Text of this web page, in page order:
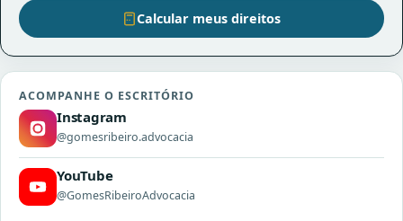
Calcular meus direitos
ACOMPANHE O ESCRITÓRIO
Instagram
@gomesribeiro.advocacia
YouTube
@GomesRibeiroAdvocacia